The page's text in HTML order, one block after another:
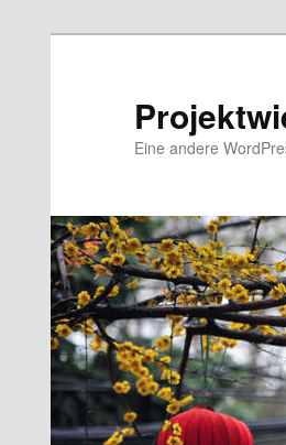
Eine andere